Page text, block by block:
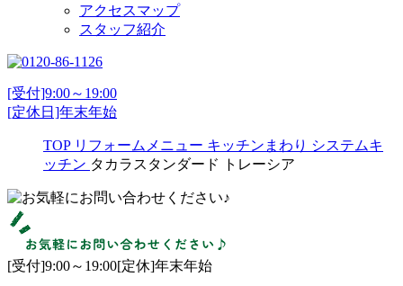
アクセスマップ
スタッフ紹介
[受付]9:00～19:00
[定休日]年末年始
TOP リフォームメニュー キッチンまわり システムキ
ッチン タカラスタンダード トレーシア
[受付]9:00～19:00[定休]年末年始